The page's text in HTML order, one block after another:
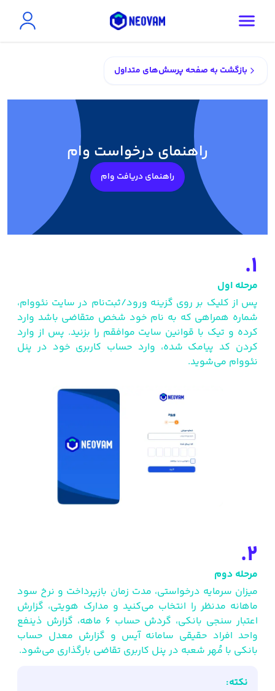
بازگشت به صفحه پرسش‌های متداول
راهنمای درخواست وام
راهنمای دریافت وام
1.
مرحله اول
پس از کلیک بر روی گزینه ورود/ثبت‌نام در سایت نئووام،
شماره همراهی که به نام خود شخص متقاضی باشد وارد
کرده و تیک با قوانین سایت موافقم را بزنید. پس از وارد
کردن کد پیامک شده، وارد حساب کاربری خود در پنل
نئووام می‌شوید.
2.
مرحله دوم
میزان سرمایه درخواستی، مدت زمان بازپرداخت و نرخ سود
ماهانه مدنظر را انتخاب می‌کنید و مدارک هویتی، گزارش
اعتبار سنجی بانکی، گردش حساب 6 ماهه، گزارش ذینفع
واحد افراد حقیقی سامانه آیس و گزارش معدل حساب
بانکی با مُهر شعبه در پنل کاربری تقاضی بارگذاری می‌شود.
نکته: